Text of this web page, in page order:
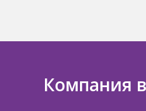
Компания